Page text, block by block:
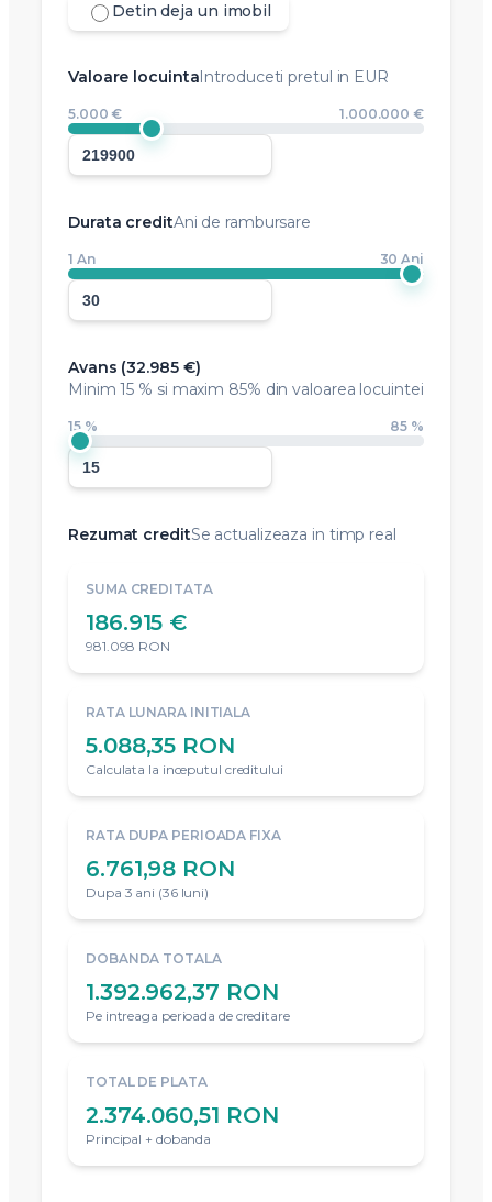
Detin deja un imobil
Valoare locuintaIntroduceti pretul in EUR
5.000 € 1.000.000 €
Durata creditAni de rambursare
1 An 30 Ani
Avans (32.985 €)
Minim15 % si maxim 85% din valoarea locuintei
15 % 85 %
Rezumat creditSe actualizeaza in timp real
SUMA CREDITATA
186.915 €
981.098 RON
RATA LUNARA INITIALA
5.088,35 RON
Calculata la inceputul creditului
RATA DUPA PERIOADA FIXA
6.761,98 RON
Dupa 3 ani (36 luni)
DOBANDA TOTALA
1.392.962,37 RON
Pe intreaga perioada de creditare
TOTAL DE PLATA
2.374.060,51 RON
Principal + dobanda